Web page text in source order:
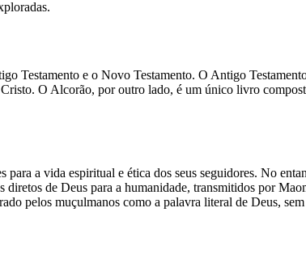
Testamento e o Novo Testamento. O Antigo
O Alcorão, por outro lado, é um único livro
a vida espiritual e ética dos seus seguidores. No
de Deus para a humanidade, transmitidos por
pelos muçulmanos como a palavra literal de Deus, sem